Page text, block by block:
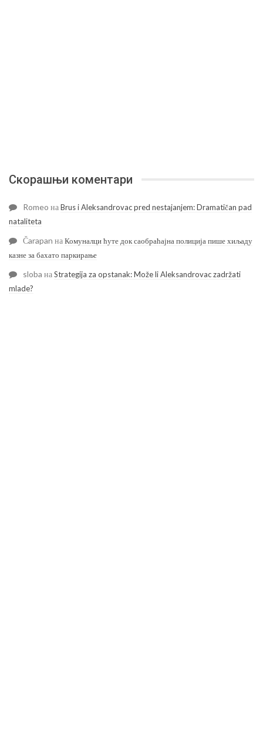
Скорашњи коментари
Romeo наBrus i Aleksandrovac pred nestajanjem: Dramatičan pad
nataliteta
Čarapan наКомуналци ћуте док саобраћајна полиција пише хиљаду
казне за бахато паркирање
sloba наStrategija za opstanak: Može li Aleksandrovac zadržati
mlade?